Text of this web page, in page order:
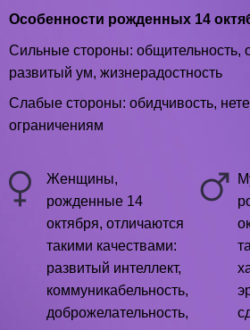
Особенности рожденных 14
Сильные стороны: общительность,
развитый ум, жизнерадостность
Слабые стороны: обидчивость,
ограничениям
Женщины,
рожденные 14
октября, отличаются
такими качествами:
развитый интеллект,
коммуникабельность,
доброжелательность,